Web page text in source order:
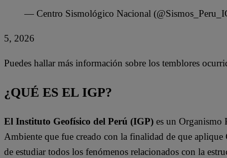
— Centro Sismológico Nacional
5, 2026
Puedes hallar más información sobre los temblores
¿QUÉ ES EL IGP?
El Instituto Geofísico del Perú (IGP) es un Organismo
Ambiente que fue creado con la finalidad de que
de estudiar todos los fenómenos relacionados con la